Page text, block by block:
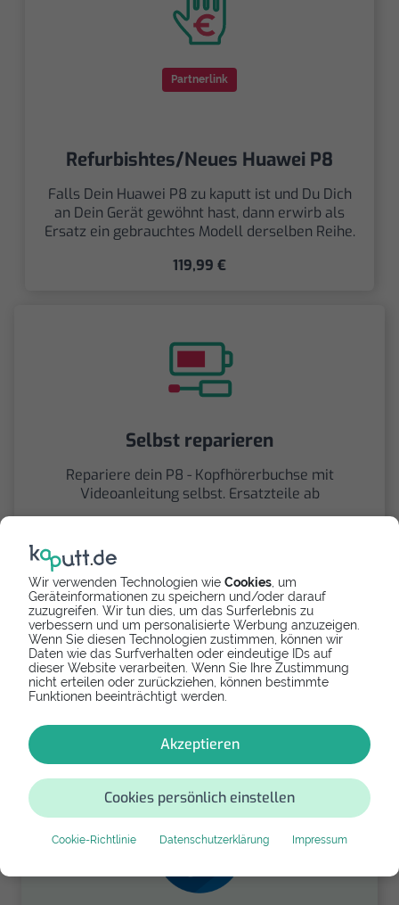
Wir verwenden Technologien wie Cookies , um
Geräteinformationen zu speichern und/oder darauf
zuzugreifen. Wir tun dies, um das Surferlebnis zu
verbessern und um personalisierte Werbung anzuzeigen.
Wenn Sie diesen Technologien zustimmen, können wir
Daten wie das Surfverhalten oder eindeutige IDs auf
dieser Website verarbeiten. Wenn Sie Ihre Zustimmung
nicht erteilen oder zurückziehen, können bestimmte
Funktionen beeinträchtigt werden.
Akzeptieren
Cookies persönlich einstellen
Cookie-Richtlinie Datenschutzerklärung Impressum
Partnerlink
Refurbishtes/Neues Huawei P8
Falls Dein Huawei P8 zu kaputt ist und Du Dich
an Dein Gerät gewöhnt hast, dann erwirb als
Ersatz ein gebrauchtes Modell derselben Reihe.
119,99 €
Selbst reparieren
Repariere dein P8 - Kopfhörerbuchse mit
Videoanleitung selbst. Ersatzteile ab
Spenden
Spende Dein Gerät über
handysfuerdieumwelt.de
für einen guten Zweck.